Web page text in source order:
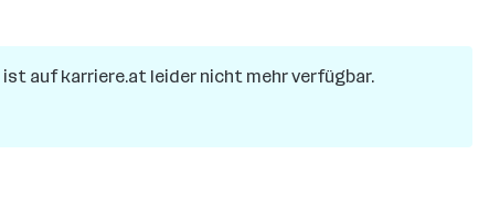
ist auf karriere.at leider nicht mehr verfügbar.